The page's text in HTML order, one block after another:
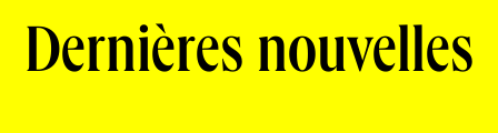
Dernières nouvelles